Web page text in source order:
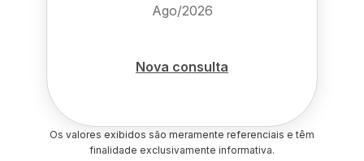
Ago/2026
Nova consulta
Os valores exibidos são meramente referenciais e têm
finalidade exclusivamente informativa.